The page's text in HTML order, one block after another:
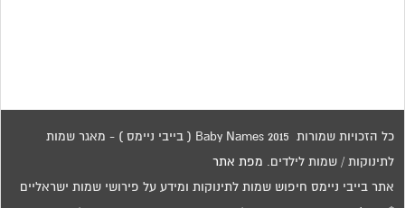
כל הזכויות שמורות 2015 Baby Names ( בייבי ניימס ) - מאגר שמות
לתינוקות / שמות לילדים. מפת אתר
אתר בייבי ניימס חיפוש שמות לתינוקות ומידע על פירושי שמות ישראליים